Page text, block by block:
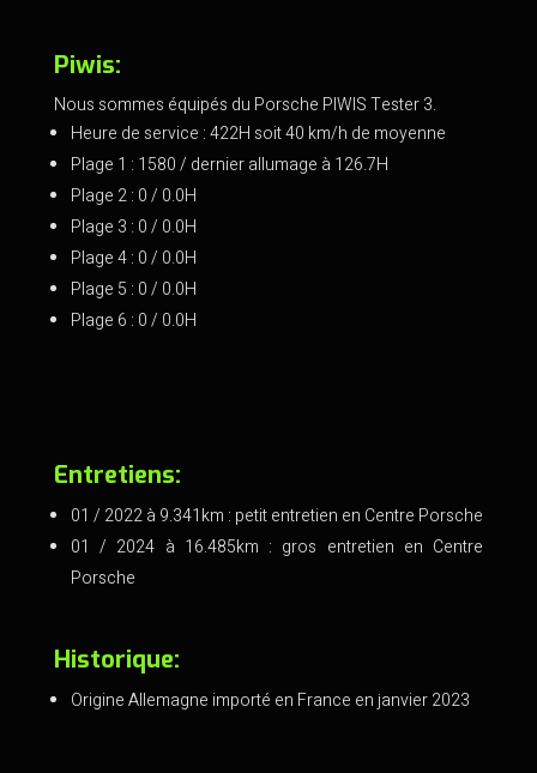
Piwis:
Nous sommes équipés du Porsche PIWIS Tester 3.
Heure de service : 422H soit 40 km/h de moyenne
Plage 1 : 1580 / dernier allumage à 126.7H
Plage 2 : 0 / 0.0H
Plage 3 : 0 / 0.0H
Plage 4 : 0 / 0.0H
Plage 5 : 0 / 0.0H
Plage 6 : 0 / 0.0H
Entretiens:
01 / 2022 à 9.341km : petit entretien en Centre Porsche
01 / 2024 à 16.485km : gros entretien en Centre
Porsche
Historique:
Origine Allemagne importé en France en janvier 2023